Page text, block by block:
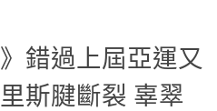
錯過上屆亞運又
斯腱斷裂 辜翠